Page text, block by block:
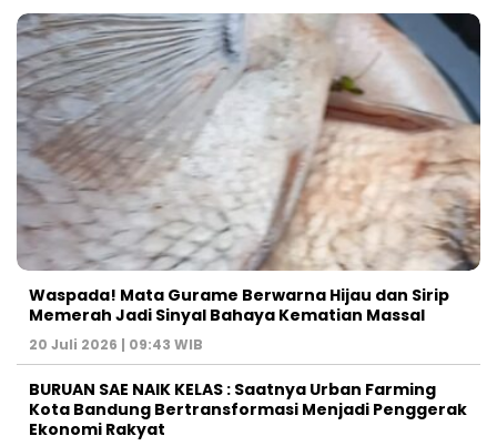
Waspada! Mata Gurame Berwarna Hijau dan Sirip
Memerah Jadi Sinyal Bahaya Kematian Massal
20 Juli 2026 | 09:43 WIB
BURUAN SAE NAIK KELAS : Saatnya Urban Farming
Kota Bandung Bertransformasi Menjadi Penggerak
Ekonomi Rakyat